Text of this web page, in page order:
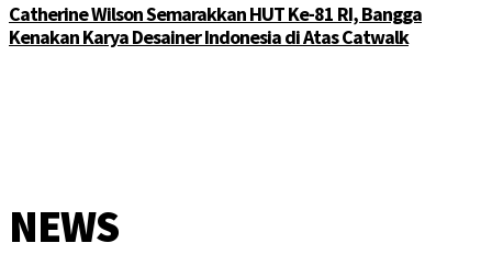
Catherine Wilson Semarakkan HUT Ke-81 RI, Bangga
Kenakan Karya Desainer Indonesia di Atas Catwalk
NEWS